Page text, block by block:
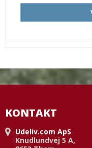
KONTAKT
Udeliv.com ApS
Knudlundvej 5 A,